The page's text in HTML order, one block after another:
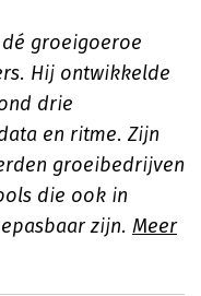
groeigoeroe
Hij ontwikkelde
drie
en ritme. Zijn
groeibedrijven
die ook in
zijn. Meer